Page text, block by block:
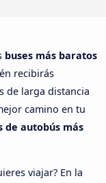
buses más baratos
recibirás
de larga distancia
camino en tu
de autobús más
viajar? En la